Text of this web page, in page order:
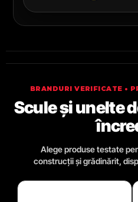
BRANDURI VERIFICATE •
Scule și unelte
Alege produse testate
construcții și grădinărit,